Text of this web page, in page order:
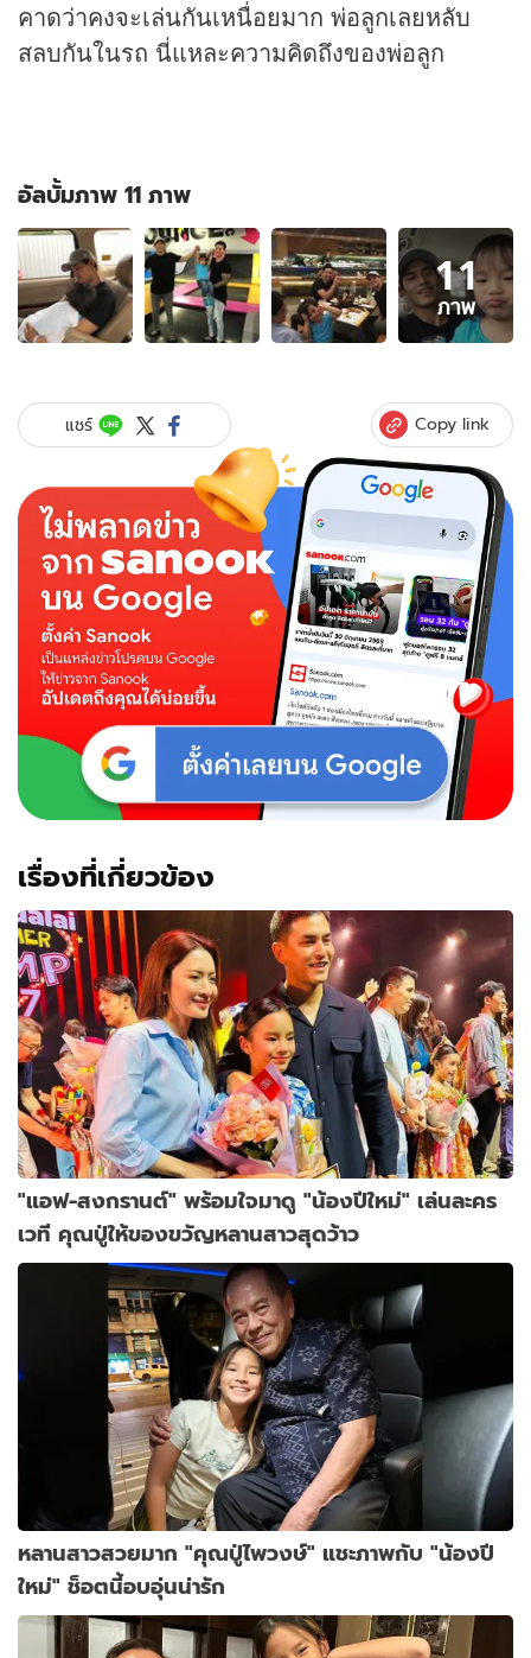
คาดว่าคงจะเล่นกันเหนื่อยมาก พ่อลูกเลยหลับ
สลบกันในรถ นี่แหละความคิดถึงของพ่อลูก
อัลบั้มภาพ 11 ภาพ
อัลบั้ม
ภาพ
11
ภาพ
ของ
คิดถึง
ของ
เมื่อ
ลูกสาว
ใหม่
กลับ
เมือง
ไทย
11
ภาพ
แชร์ Copy link
เรื่องที่เกี่ยวข้อง
"แอฟ-สงกรานต์" พร้อมใจมาดู "น้องปีใหม่" เล่นละคร
เวที คุณปู่ให้ของขวัญหลานสาวสุดว้าว
หลานสาวสวยมาก "คุณปู่ไพวงษ์" แชะภาพกับ "น้องปี
ใหม่" ช็อตนี้อบอุ่นน่ารัก